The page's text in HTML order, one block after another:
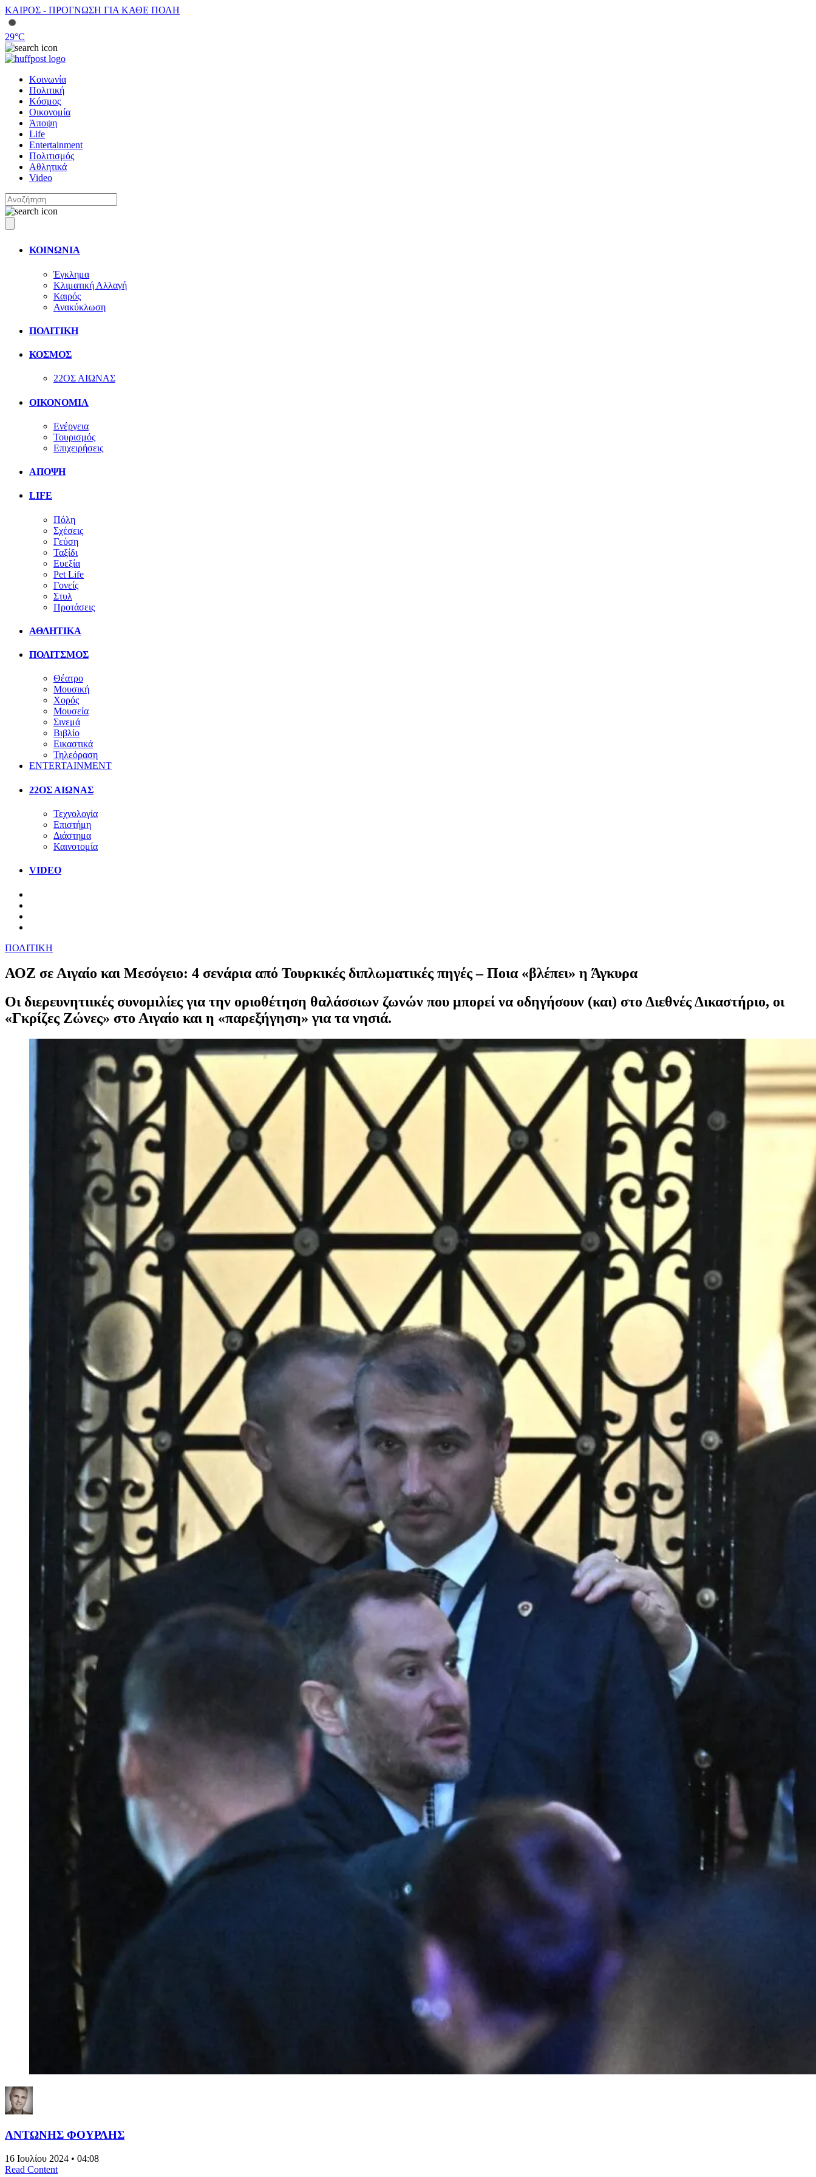
ΚΑΙΡΟΣ - ΠΡΟΓΝΩΣΗ ΓΙΑ ΚΑΘΕ ΠΟΛΗ
29°C
Κοινωνία
Πολιτική
Κόσμος
Οικονομία
Άποψη
Life
Entertainment
Πολιτισμός
Αθλητικά
Video
ΚΟΙΝΩΝΙΑ
Έγκλημα
Κλιματική Αλλαγή
Καιρός
Ανακύκλωση
ΠΟΛΙΤΙΚΗ
ΚΟΣΜΟΣ
22ΟΣ ΑΙΩΝΑΣ
ΟΙΚΟΝΟΜΙΑ
Ενέργεια
Τουρισμός
Επιχειρήσεις
ΑΠΟΨΗ
LIFE
Πόλη
Σχέσεις
Γεύση
Ταξίδι
Ευεξία
Pet Life
Γονείς
Στυλ
Προτάσεις
ΑΘΛΗΤΙΚΑ
ΠΟΛΙΤΣΜΟΣ
Θέατρο
Μουσική
Χορός
Μουσεία
Σινεμά
Βιβλίο
Εικαστικά
Τηλεόραση
ENTERTAINMENT
22ΟΣ ΑΙΩΝΑΣ
Τεχνολογία
Επιστήμη
Διάστημα
Καινοτομία
VIDEO
ΠΟΛΙΤΙΚΗ
ΑΟΖ σε Αιγαίο και Μεσόγειο: 4 σενάρια από Τουρκικές διπλωματικές πηγές – Ποια «βλέπει» η Άγκυρα
Οι διερευνητιικές συνομιλίες για την οριοθέτηση θαλάσσιων ζωνών που μπορεί να οδηγήσουν (και) στο Διεθνές Δικαστήριο, οι
«Γκρίζες Ζώνες» στο Αιγαίο και η «παρεξήγηση» για τα νησιά.
ΑΝΤΩΝΗΣ ΦΟΥΡΛΗΣ
16 Ιουλίου 2024 • 04:08
Read Content